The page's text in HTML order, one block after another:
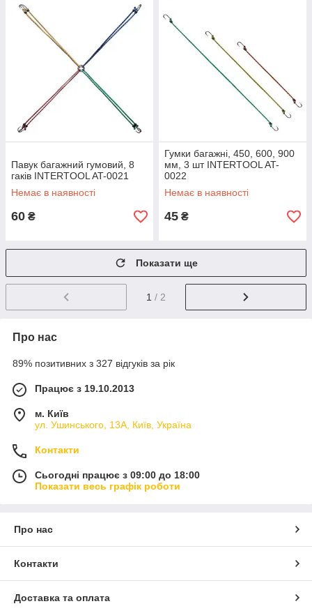
Павук багажний гумовий, 8
гаків INTERTOOL AT-0021
Немає в наявності
60 ₴
Гумки багажні, 450, 600, 900
мм, 3 шт INTERTOOL AT-
0022
Немає в наявності
45 ₴
Показати ще
1 / 2
Про нас
89% позитивних з 327 відгуків за рік
Працює з 19.10.2013
м. Київ
ул. Ушинського, 13А, Київ, Україна
Контакти
Сьогодні працює з 09:00 до 18:00
Показати весь графік роботи
Про нас
Контакти
Доставка та оплата